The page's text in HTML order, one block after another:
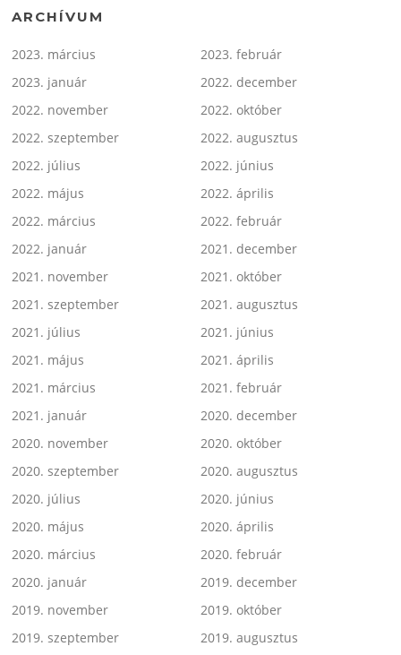
ARCHÍVUM
2023. március
2023. február
2023. január
2022. december
2022. november
2022. október
2022. szeptember
2022. augusztus
2022. július
2022. június
2022. május
2022. április
2022. március
2022. február
2022. január
2021. december
2021. november
2021. október
2021. szeptember
2021. augusztus
2021. július
2021. június
2021. május
2021. április
2021. március
2021. február
2021. január
2020. december
2020. november
2020. október
2020. szeptember
2020. augusztus
2020. július
2020. június
2020. május
2020. április
2020. március
2020. február
2020. január
2019. december
2019. november
2019. október
2019. szeptember
2019. augusztus